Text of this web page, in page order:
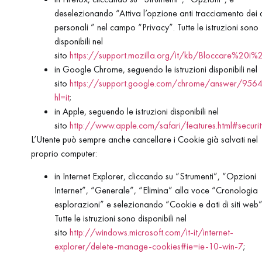
deselezionando “Attiva l’opzione anti tracciamento dei
personali ” nel campo “Privacy”. Tutte le istruzioni sono
disponibili nel
sito https://support.mozilla.org/it/kb/
in Google Chrome, seguendo le istruzioni disponibili nel
sito https://support.google.com/chrome/answer/
hl=it;
in Apple, seguendo le istruzioni disponibili nel
sito http://www.apple.com/safari/
L’Utente può sempre anche cancellare i Cookie già salvati nel
proprio computer:
in Internet Explorer, cliccando su “Strumenti”, “Opzioni
Internet”, “Generale”, “Elimina” alla voce “Cronologia
esplorazioni” e selezionando “Cookie e dati di siti
Tutte le istruzioni sono disponibili nel
sito http://windows.microsoft.com/it-it/internet-
explorer/delete-manage-cookies#ie=ie-10-win-7;